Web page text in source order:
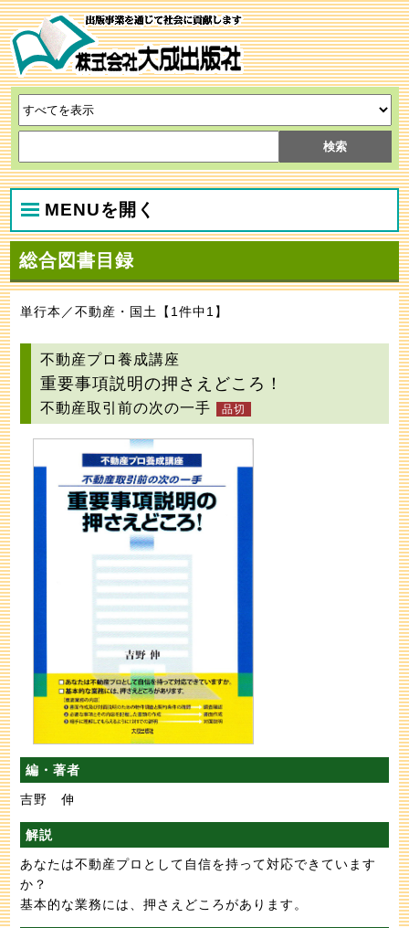
MENUを開く
総合図書目録
単行本／不動産・国土【1件中1】
不動産プロ養成講座
重要事項説明の押さえどころ！
不動産取引前の次の一手
編・著者
吉野 伸
解説
あなたは不動産プロとして自信を持って対応できています
か？
基本的な業務には、押さえどころがあります。